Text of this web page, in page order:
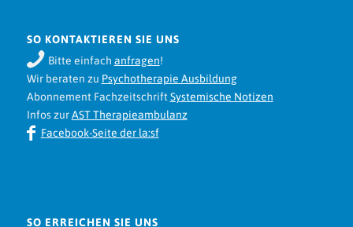
SO KONTAKTIEREN SIE UNS
Bitte einfach anfragen!
Wir beraten zu Psychotherapie Ausbildung
Abonnement Fachzeitschrift Systemische Notizen
Infos zurAST Therapieambulanz
Facebook-Seite der la:sf
SO ERREICHEN SIE UNS